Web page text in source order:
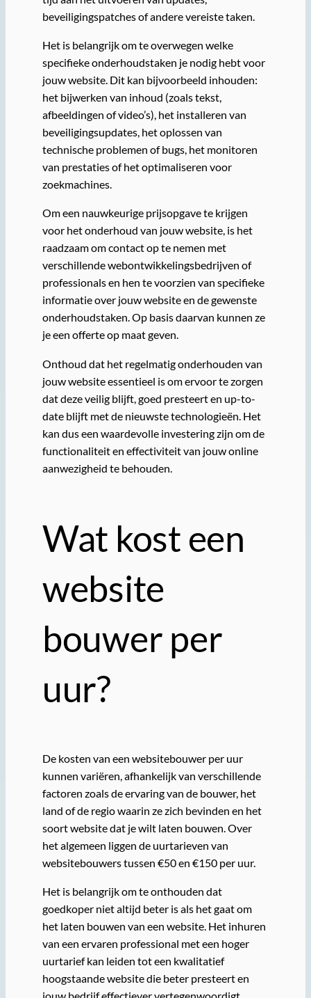
beveiligingspatches of andere vereiste taken.
Het is belangrijk om te overwegen welke
specifieke onderhoudstaken je nodig hebt voor
jouw website. Dit kan bijvoorbeeld inhouden:
het bijwerken van inhoud (zoals tekst,
afbeeldingen of video’s), het installeren van
beveiligingsupdates, het oplossen van
technische problemen of bugs, het monitoren
van prestaties of het optimaliseren voor
zoekmachines.
Om een nauwkeurige prijsopgave te krijgen
voor het onderhoud van jouw website, is het
raadzaam om contact op te nemen met
verschillende webontwikkelingsbedrijven of
professionals en hen te voorzien van specifieke
informatie over jouw website en de gewenste
onderhoudstaken. Op basis daarvan kunnen ze
je een offerte op maat geven.
Onthoud dat het regelmatig onderhouden van
jouw website essentieel is om ervoor te zorgen
dat deze veilig blijft, goed presteert en up-to-
date blijft met de nieuwste technologieën. Het
kan dus een waardevolle investering zijn om de
functionaliteit en effectiviteit van jouw online
aanwezigheid te behouden.
Wat kost een
website
bouwer per
uur?
De kosten van een websitebouwer per uur
kunnen variëren, afhankelijk van verschillende
factoren zoals de ervaring van de bouwer, het
land of de regio waarin ze zich bevinden en het
soort website dat je wilt laten bouwen. Over
het algemeen liggen de uurtarieven van
websitebouwers tussen €50 en €150 per uur.
Het is belangrijk om te onthouden dat
goedkoper niet altijd beter is als het gaat om
het laten bouwen van een website. Het inhuren
van een ervaren professional met een hoger
uurtarief kan leiden tot een kwalitatief
hoogstaande website die beter presteert en